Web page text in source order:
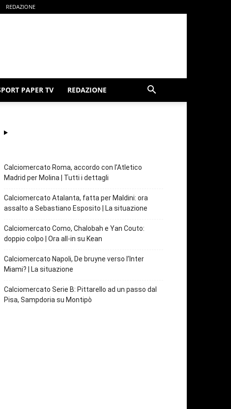
REDAZIONE
PAPER TV REDAZIONE
Calciomercato Roma, accordo con l’Atletico
Madrid per Molina | Tutti i dettagli
Calciomercato Atalanta, fatta per Maldini: ora
assalto a Sebastiano Esposito | La situazione
Calciomercato Como, Chalobah e Yan Couto:
doppio colpo | Ora all-in su Kean
Calciomercato Napoli, De bruyne verso l’Inter
Miami? | La situazione
Calciomercato Serie B: Pittarello ad un passo dal
Pisa, Sampdoria su Montipò